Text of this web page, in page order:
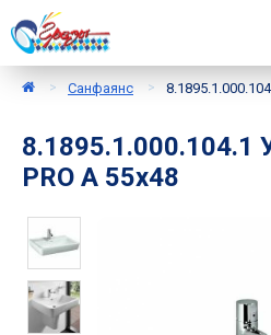
Санфаянс
PRO A 55x48